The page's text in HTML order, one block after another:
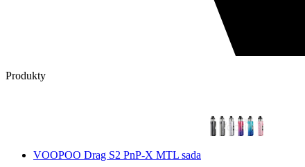
Produkty
VOOPOO Drag S2 PnP-X MTL sada